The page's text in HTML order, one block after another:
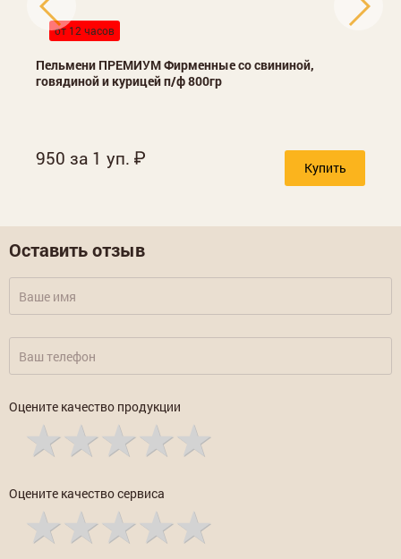
от 12 часов
Пельмени ПРЕМИУМ Фирменные со свининой,
говядиной и курицей п/ф 800гр
950 за 1 уп. Купить
Оставить отзыв
Оцените качество продукции
Оцените качество сервиса